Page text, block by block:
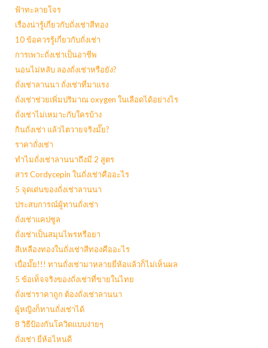
ฟ้าทะลายโจร
เรื่องน่ารู้เกี่ยวกับถั่งเช่าสีทอง
10 ข้อควรรู้เกี่ยวกับถั่งเช่า
การเพาะถั่งเช่าเป็นอาชีพ
นอนไม่หลับ ลองถั่งเช่าหรือยัง?
ถั่งเช่าลานนา ถั่งเช่าที่มาแรง
ถั่งเช่าช่วยเพิ่มปริมาณ oxygen ในเลือดได้อย่างไร
ถั่งเช่าไม่เหมาะกับใครบ้าง
กินถั่งเช่า แล้วไตวายจริงมั๊ย?
ราคาถั่งเช่า
ทำไมถั่งเช่าลานนาถึงมี 2 สูตร
สาร Cordycepin ในถั่งเช่าคืออะไร
5 จุดเด่นของถั่งเช่าลานนา
ประสบการณ์ผู้ทานถั่งเช่า
ถั่งเช่าแคปซูล
ถั่งเช่าเป็นสมุนไพรหรือยา
สีเหลืองทองในถั่งเช่าสีทองคืออะไร
เบื่อมั๊ย!!! ทานถั่งเช่ามาหลายยี่ห้อแล้วก็ไม่เห็นผล
5 ข้อเท็จจริงของถั่งเช่าที่ขายในไทย
ถั่งเช่าราคาถูก ต้องถั่งเช่าลานนา
ผู้หญิงก็ทานถั่งเช่าได้
8 วิธีป้องกันโควิดแบบง่ายๆ
ถั่งเช่า ยี่ห้อไหนดี